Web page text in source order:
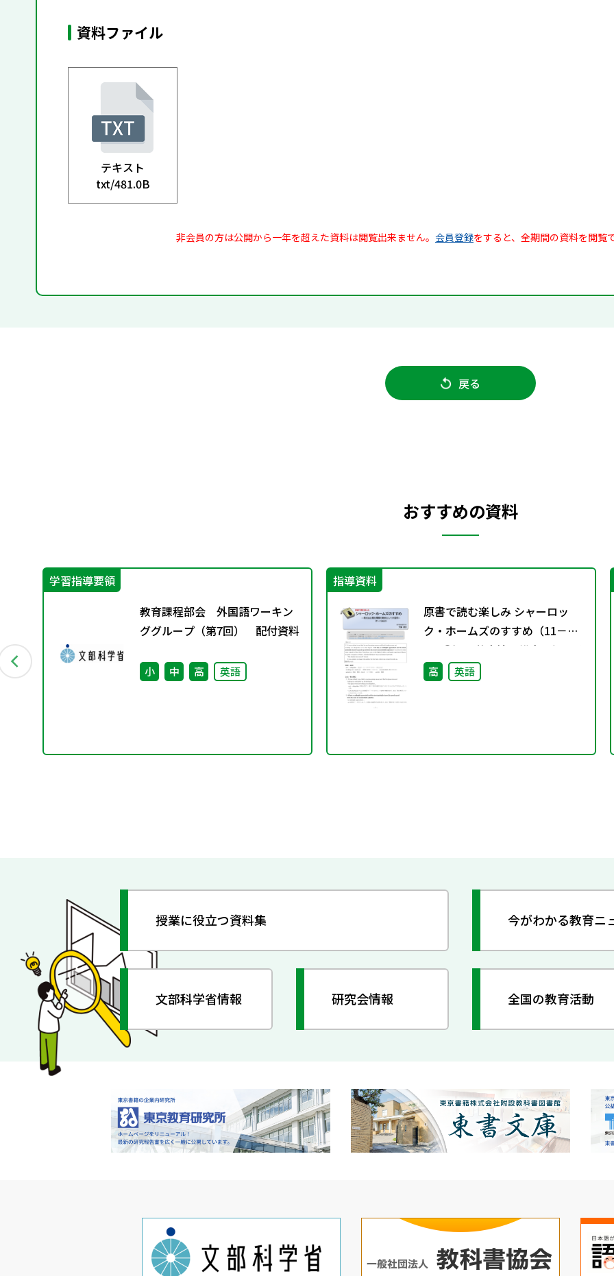
資料ファイル
テキスト
txt/481.0B
非会員の方は公開から一年を超えた資料は閲覧出来ません。 会員登録をすると、全期間の資料を閲覧
戻る
おすすめの資料
学習指導要領
教育課程部会 外国語ワーキン
ググループ（第7回） 配付資料
小 中 高 英語
指導資料
原書で読む楽しみ シャーロッ
ク・ホームズのすすめ（11－
136②）―英文法と構文理解の教
材としての活用―
高 英語
授業に役立つ資料集 今がわかる教育ニ
文部科学省情報 研究会情報 全国の教育活動